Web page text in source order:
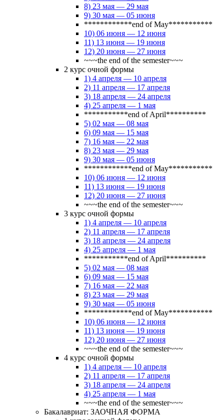
8) 23 мая — 29 мая
9) 30 мая — 05 июня
************end of May***********
10) 06 июня — 12 июня
11) 13 июня — 19 июня
12) 20 июня — 27 июня
~~~the end of the semester~~~
2 курс очной формы
1) 4 апреля — 10 апреля
2) 11 апреля — 17 апреля
3) 18 апреля — 24 апреля
4) 25 апреля — 1 мая
***********end of April**********
5) 02 мая — 08 мая
6) 09 мая — 15 мая
7) 16 мая — 22 мая
8) 23 мая — 29 мая
9) 30 мая — 05 июня
************end of May***********
10) 06 июня — 12 июня
11) 13 июня — 19 июня
12) 20 июня — 27 июня
~~~the end of the semester~~~
3 курс очной формы
1) 4 апреля — 10 апреля
2) 11 апреля — 17 апреля
3) 18 апреля — 24 апреля
4) 25 апреля — 1 мая
***********end of April**********
5) 02 мая — 08 мая
6) 09 мая — 15 мая
7) 16 мая — 22 мая
8) 23 мая — 29 мая
9) 30 мая — 05 июня
************end of May***********
10) 06 июня — 12 июня
11) 13 июня — 19 июня
12) 20 июня — 27 июня
~~~the end of the semester~~~
4 курс очной формы
1) 4 апреля — 10 апреля
2) 11 апреля — 17 апреля
3) 18 апреля — 24 апреля
4) 25 апреля — 1 мая
~~~the end of the semester~~~
Бакалавриат: ЗАОЧНАЯ ФОРМА